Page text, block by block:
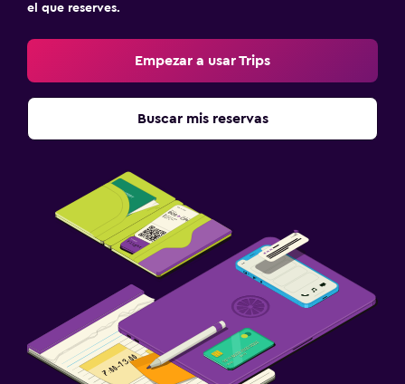
el que reserves.
Empezar a usar Trips
Buscar mis reservas